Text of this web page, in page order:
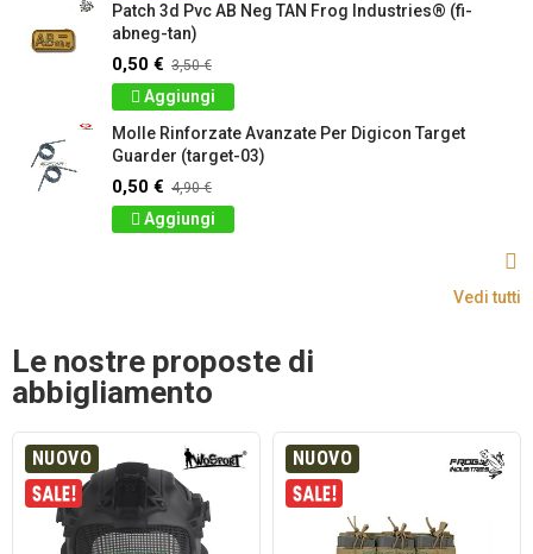
Patch 3d Pvc AB Neg TAN Frog Industries® (fi-
abneg-tan)
0,50 € 3,50 €
Aggiungi
Molle Rinforzate Avanzate Per Digicon Target
Guarder (target-03)
0,50 € 4,90 €
Aggiungi
Vedi tutti
Le nostre proposte di
abbigliamento
NUOVO NUOVO